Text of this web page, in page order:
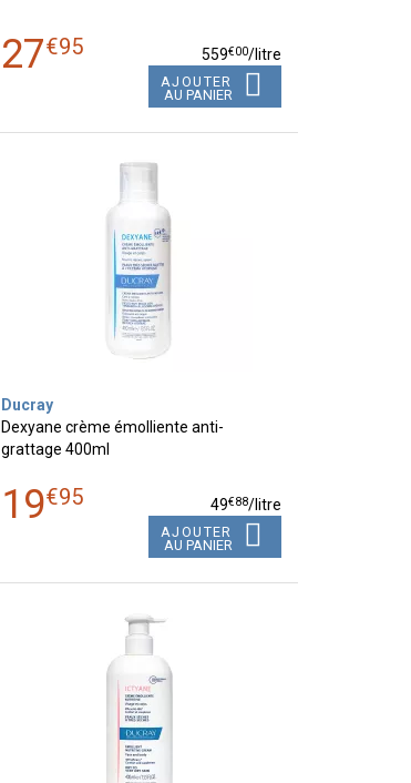
27€95 559€00/litre
AJOUTER
AU PANIER
Ducray
Dexyane crème émolliente anti-
grattage 400ml
19€95 49€88/litre
AJOUTER
AU PANIER